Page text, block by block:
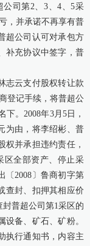
公司第2、3、4、5采
，并承诺不再享有普
超公司认可对承包方
补充协议中签字，普
志云支付股权转让款
登记手续，将普超公
。2008年3月5日，
为由，将李绍彬、普
权并承担违约责任，
区全部资产、停止采
〔2008〕鲁商初字第
查封、扣押其相应价
普超公司第1采区的
备、矿石、矿粉。
执行通知书，内容主